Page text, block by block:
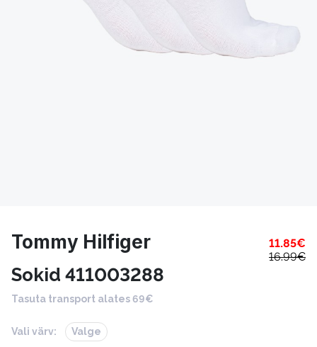
Tommy Hilfiger 11.85€
16.99€
Sokid 411003288
Tasuta transport alates 69€
Vali värv: Valge